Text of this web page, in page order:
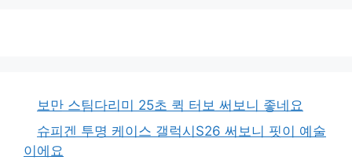
보만 스팀다리미 25초 퀵 터보 써보니 좋네요
슈피겐 투명 케이스 갤럭시S26 써보니 핏이 예술
이에요